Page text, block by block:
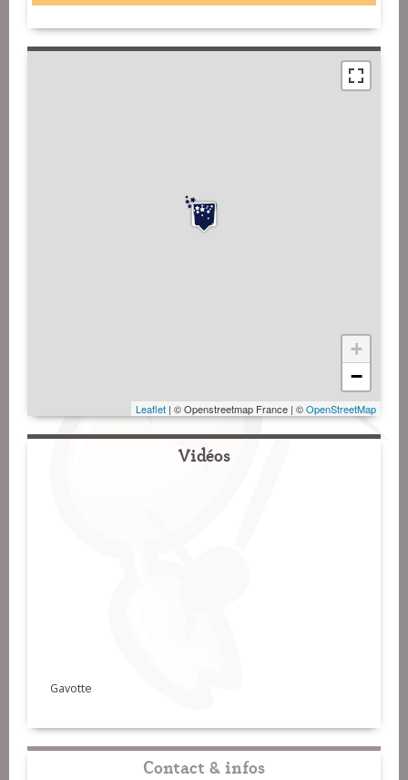
+
−
Leaflet | © Openstreetmap France | ©OpenStreetMap
Vidéos
Gavotte
Contact & infos